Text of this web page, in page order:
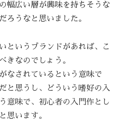
幅広い層が興味を持ちそうな
ろうなと思いました。
というブランドがあれば、こ
きなのでしょう。
なされているという意味で
と思うし、どういう嗜好の入
意味で、初心者の入門作とし
思います。